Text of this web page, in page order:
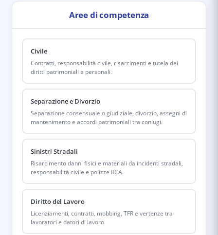
Aree di competenza
Civile
Contratti, responsabilità civile, risarcimenti e tutela dei
diritti patrimoniali e personali.
Separazione e Divorzio
Separazione consensuale o giudiziale, divorzio, assegni di
mantenimento e accordi patrimoniali tra coniugi.
Sinistri Stradali
Risarcimento danni fisici e materiali da incidenti stradali,
responsabilità civile e polizze RCA.
Diritto del Lavoro
Licenziamenti, contratti, mobbing, TFR e vertenze tra
lavoratori e datori di lavoro.